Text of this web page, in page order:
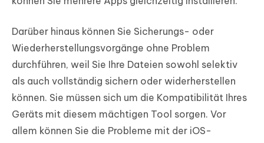
Darüber hinaus können Sie Sicherungs- oder
Wiederherstellungsvorgänge ohne Problem
durchführen, weil Sie Ihre Dateien sowohl selektiv
als auch vollständig sichern oder widerherstellen
können. Sie müssen sich um die Kompatibilität Ihres
Geräts mit diesem mächtigen Tool sorgen. Vor
allem können Sie die Probleme mit der iOS-